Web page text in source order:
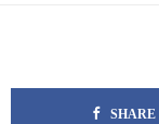
SHARE